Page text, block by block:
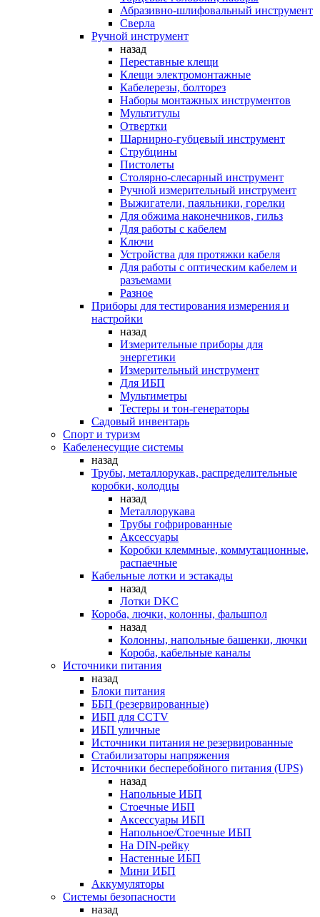
Абразивно-шлифовальный инструмент
Сверла
Ручной инструмент
назад
Переставные клещи
Клещи электромонтажные
Кабелерезы, болторез
Наборы монтажных инструментов
Мультитулы
Отвертки
Шарнирно-губцевый инструмент
Струбцины
Пистолеты
Столярно-слесарный инструмент
Ручной измерительный инструмент
Выжигатели, паяльники, горелки
Для обжима наконечников, гильз
Для работы с кабелем
Ключи
Устройства для протяжки кабеля
Для работы с оптическим кабелем и
разъемами
Разное
Приборы для тестирования измерения и
настройки
назад
Измерительные приборы для
энергетики
Измерительный инструмент
Для ИБП
Мультиметры
Тестеры и тон-генераторы
Садовый инвентарь
Спорт и туризм
Кабеленесущие системы
назад
Трубы, металлорукав, распределительные
коробки, колодцы
назад
Металлорукава
Трубы гофрированные
Аксессуары
Коробки клеммные, коммутационные,
распаечные
Кабельные лотки и эстакады
назад
Лотки DKC
Короба, лючки, колонны, фальшпол
назад
Колонны, напольные башенки, лючки
Короба, кабельные каналы
Источники питания
назад
Блоки питания
ББП (резервированные)
ИБП для CCTV
ИБП уличные
Источники питания не резервированные
Стабилизаторы напряжения
Источники бесперебойного питания (UPS)
назад
Напольные ИБП
Стоечные ИБП
Аксессуары ИБП
Напольное/Стоечные ИБП
На DIN-рейку
Настенные ИБП
Мини ИБП
Аккумуляторы
Системы безопасности
назад